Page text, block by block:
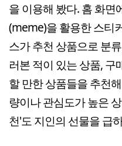
을 이용해 봤다. 홈 화면
(meme)을 활용한 스티
스가 추천 상품으로 분
러본 적이 있는 상품, 구
할 만한 상품들을 추천
량이나 관심도가 높은
천'도 지인의 선물을 급